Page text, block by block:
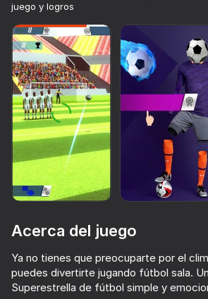
Basket Random
70
Ragdoll Football 2 players
73
73
juego y logros
Acerca del juego
Ya no tienes que preocuparte por el
puedes divertirte jugando fútbol sala.
Superestrella de fútbol simple y